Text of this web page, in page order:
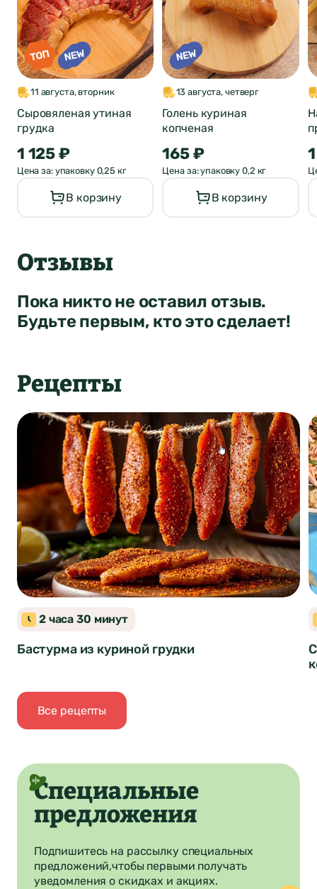
11 августа, вторник
Сыровяленая утиная
грудка
1 125 ₽
Цена за: упаковку 0,25 кг
В корзину
13 августа, четверг
Голень куриная
копченая
165 ₽
Цена за: упаковку 0,2 кг
В корзину
Отзывы
Пока никто не оставил отзыв.
Будьте первым, кто это сделает!
Рецепты
Закуски
2 часа 30 минут
Бастурма из куриной грудки
Все рецепты
Специальные
предложения
Подпишитесь на рассылку специальных
предложений,чтобы первыми получать
уведомления о скидках и акциях.
4
Оставить отзыв
о продукте
ФИО*
Почта*
Ваша оценка
Сообщение
Отправить
Отзыв отправлен
Понятно
Город был
автоматически
изменен